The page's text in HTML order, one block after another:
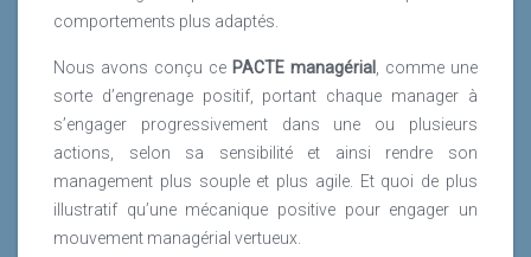
comportements plus adaptés.
Nous avons conçu ce PACTE managérial
, comme une
sorte d’engrenage positif, portant chaque manager à
s’engager progressivement dans une ou plusieurs
actions, selon sa sensibilité et ainsi rendre son
management plus souple et plus agile. Et quoi de plus
illustratif qu’une mécanique positive pour engager un
mouvement managérial vertueux.